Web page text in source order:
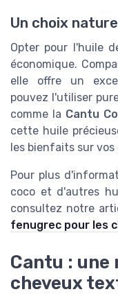
Un choix
Opter pour l'huile
économique.
elle offre un
pouvez l'utiliser
comme la Cantu
cette huile
les bienfaits sur vos
Pour plus
coco et d'autres
consultez notre
fenugrec pour les
Cantu : une
cheveux